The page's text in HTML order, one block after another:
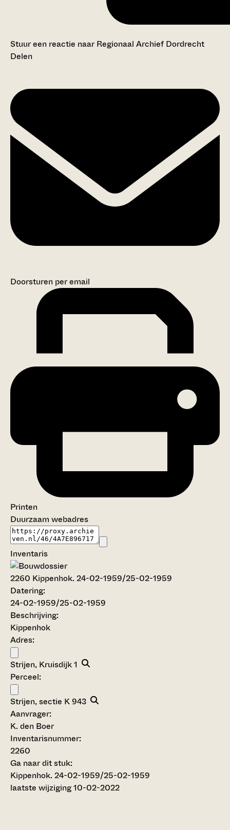
Stuur een reactie naar Regionaal Archief Dordrecht
Delen
Doorsturen per email
Printen
Duurzaam webadres
Inventaris
2260 Kippenhok. 24-02-1959/25-02-1959
Datering:
24-02-1959/25-02-1959
Beschrijving:
Kippenhok
Adres:
Strijen, Kruisdijk 1
Perceel:
Strijen, sectie K 943
Aanvrager:
K. den Boer
Inventarisnummer:
2260
Ga naar dit stuk:
Kippenhok. 24-02-1959/25-02-1959
laatste wijziging 10-02-2022